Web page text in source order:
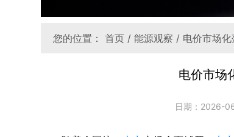
您的位置：首页 /能源观察 / 电价市场
电价市场
日期：2026-